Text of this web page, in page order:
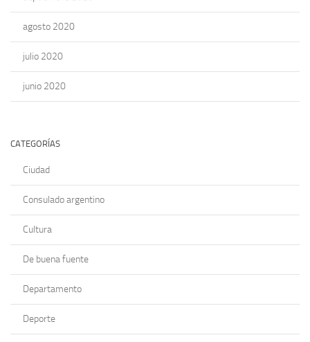
agosto 2020
julio 2020
junio 2020
CATEGORÍAS
Ciudad
Consulado argentino
Cultura
De buena fuente
Departamento
Deporte